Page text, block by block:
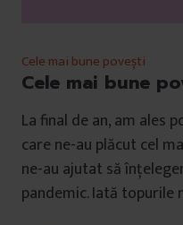
Cele mai bune povești
Cele mai bune
La final de an, am ales
care ne-au plăcut cel
ne-au ajutat să
pandemic. Iată